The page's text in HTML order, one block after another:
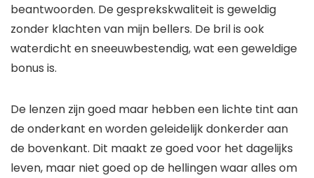
beantwoorden. De gesprekskwaliteit is geweldig
zonder klachten van mijn bellers. De bril is ook
waterdicht en sneeuwbestendig, wat een geweldige
bonus is.
De lenzen zijn goed maar hebben een lichte tint aan
de onderkant en worden geleidelijk donkerder aan
de bovenkant. Dit maakt ze goed voor het dagelijks
leven, maar niet goed op de hellingen waar alles om